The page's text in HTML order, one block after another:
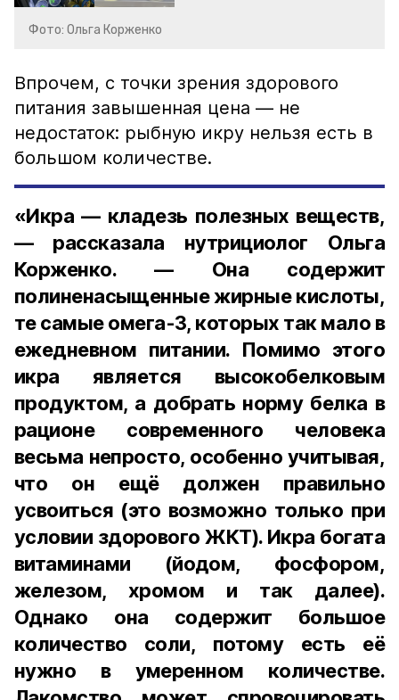
Фото: Ольга Корженко
Впрочем, с точки зрения здорового
питания завышенная цена — не
недостаток: рыбную икру нельзя есть в
большом количестве.
«Икра — кладезь полезных веществ,
— рассказала нутрициолог Ольга
Корженко. — Она содержит
полиненасыщенные жирные кислоты,
те самые омега-3, которых так мало в
ежедневном питании. Помимо этого
икра является высокобелковым
продуктом, а добрать норму белка в
рационе современного человека
весьма непросто, особенно учитывая,
что он ещё должен правильно
усвоиться (это возможно только при
условии здорового ЖКТ). Икра богата
витаминами (йодом, фосфором,
железом, хромом и так далее).
Однако она содержит большое
количество соли, потому есть её
нужно в умеренном количестве.